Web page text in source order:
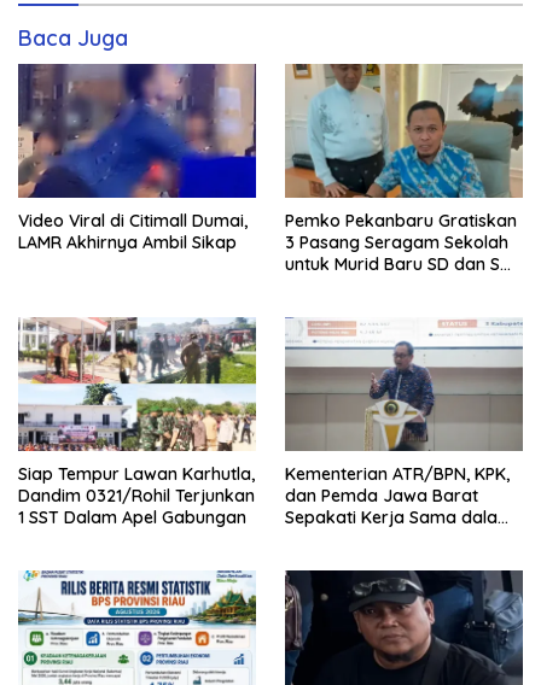
Baca Juga
Video Viral di Citimall Dumai,
LAMR Akhirnya Ambil Sikap
Pemko Pekanbaru Gratiskan
3 Pasang Seragam Sekolah
untuk Murid Baru SD dan SMP
Siap Tempur Lawan Karhutla,
Dandim 0321/Rohil Terjunkan
1 SST Dalam Apel Gabungan
Kementerian ATR/BPN, KPK,
dan Pemda Jawa Barat
Sepakati Kerja Sama dalam